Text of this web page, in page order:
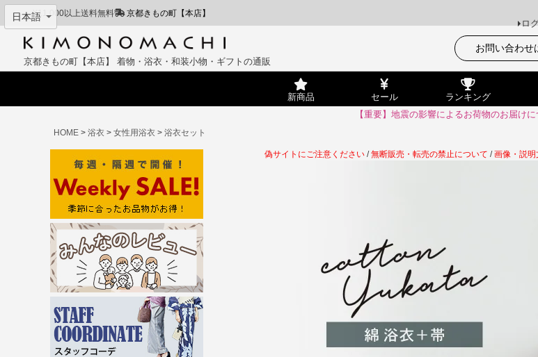
¥11,000以上送料無料 京都きもの町【本店】
ロ
京都きもの町【本店】 着物・浴衣・和装小物・ギフトの通販
お問い合わせ
新商品 セール ランキング
【重要】地震の影響によるお荷物のお届け
HOME
浴衣 女性用浴衣 浴衣セット
偽サイトにご注意ください /無断販売・転売の禁止について /画像・説